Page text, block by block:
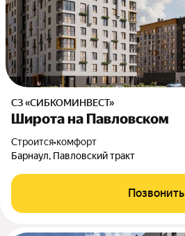
СЗ «СИБКОМИНВЕСТ»
Широта на Павловском
Строится•комфорт
Барнаул, Павловский тракт
Позвонить